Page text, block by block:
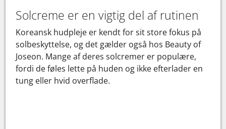
Solcreme er en vigtig del af rutinen
Koreansk hudpleje er kendt for sit store fokus på
solbeskyttelse, og det gælder også hos Beauty of
Joseon. Mange af deres solcremer er populære,
fordi de føles lette på huden og ikke efterlader en
tung eller hvid overflade.